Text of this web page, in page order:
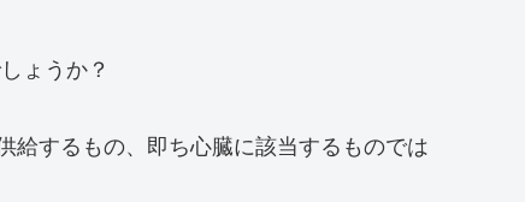
ょうか？
給するもの、即ち心臓に該当するものでは